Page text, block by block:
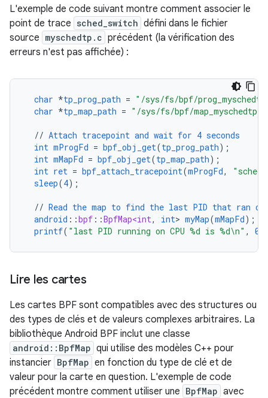
L'exemple de code suivant montre comment associer le
point de trace sched_switch défini dans le fichier
source myschedtp.c précédent (la vérification des
erreurs n'est pas affichée) :
char *tp_prog_path = "/sys/fs/bpf/
char *tp_map_path = "/sys/fs/bpf/
// Attach tracepoint and wait for 4 seconds
int mProgFd = bpf_obj_get(tp_prog_path);
int mMapFd = bpf_obj_get(tp_map_path);
int ret = bpf_attach_tracepoint(mProgFd, "sched"
sleep(4);
// Read the map to find the last PID that ran on
android ::bpf ::BpfMap<int, int> myMap(mMapFd);
printf( "last PID running on CPU %d is %d\n" , 0
Lire les cartes
Les cartes BPF sont compatibles avec des structures ou
des types de clés et de valeurs complexes arbitraires. La
bibliothèque Android BPF inclut une classe
android::BpfMap qui utilise des modèles C++ pour
instancier BpfMap en fonction du type de clé et de
valeur pour la carte en question. L'exemple de code
précédent montre comment utiliser une BpfMap avec